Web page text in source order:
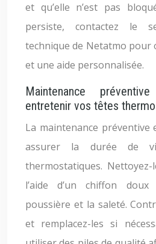
et qu’elle n’est pas
persiste, contactez le
technique de Netatmo pour
et une aide personnalisée.
Maintenance
entretenir vos têtes
La maintenance préventive
assurer la durée de
thermostatiques.
l’aide d’un chiffon
poussière et la saleté.
et remplacez-les si